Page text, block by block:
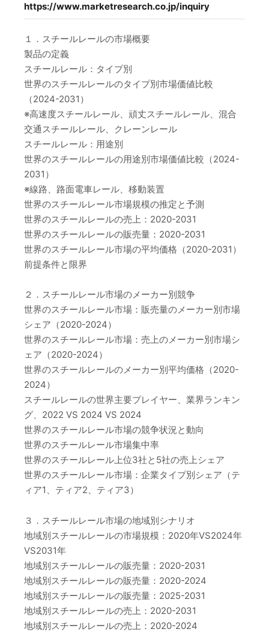
https://www.marketresearch.co.jp/inquiry
１．スチールレールの市場概要
製品の定義
スチールレール：タイプ別
世界のスチールレールのタイプ別市場価値比較
（2024-2031）
※高速度スチールレール、頑丈スチールレール、混合
交通スチールレール、クレーンレール
スチールレール：用途別
世界のスチールレールの用途別市場価値比較（2024-
2031）
※線路、路面電車レール、移動装置
世界のスチールレール市場規模の推定と予測
世界のスチールレールの売上：2020-2031
世界のスチールレールの販売量：2020-2031
世界のスチールレール市場の平均価格（2020-2031）
前提条件と限界
２．スチールレール市場のメーカー別競争
世界のスチールレール市場：販売量のメーカー別市場
シェア（2020-2024）
世界のスチールレール市場：売上のメーカー別市場シ
ェア（2020-2024）
世界のスチールレールのメーカー別平均価格（2020-
2024）
スチールレールの世界主要プレイヤー、業界ランキン
グ、2022 VS 2024 VS 2024
世界のスチールレール市場の競争状況と動向
世界のスチールレール市場集中率
世界のスチールレール上位3社と5社の売上シェア
世界のスチールレール市場：企業タイプ別シェア（テ
ィア1、ティア2、ティア3）
３．スチールレール市場の地域別シナリオ
地域別スチールレールの市場規模：2020年VS2024年
VS2031年
地域別スチールレールの販売量：2020-2031
地域別スチールレールの販売量：2020-2024
地域別スチールレールの販売量：2025-2031
地域別スチールレールの売上：2020-2031
地域別スチールレールの売上：2020-2024